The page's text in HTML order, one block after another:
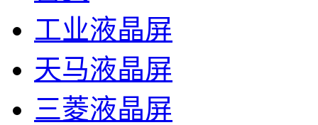
工业液晶屏
天马液晶屏
三菱液晶屏